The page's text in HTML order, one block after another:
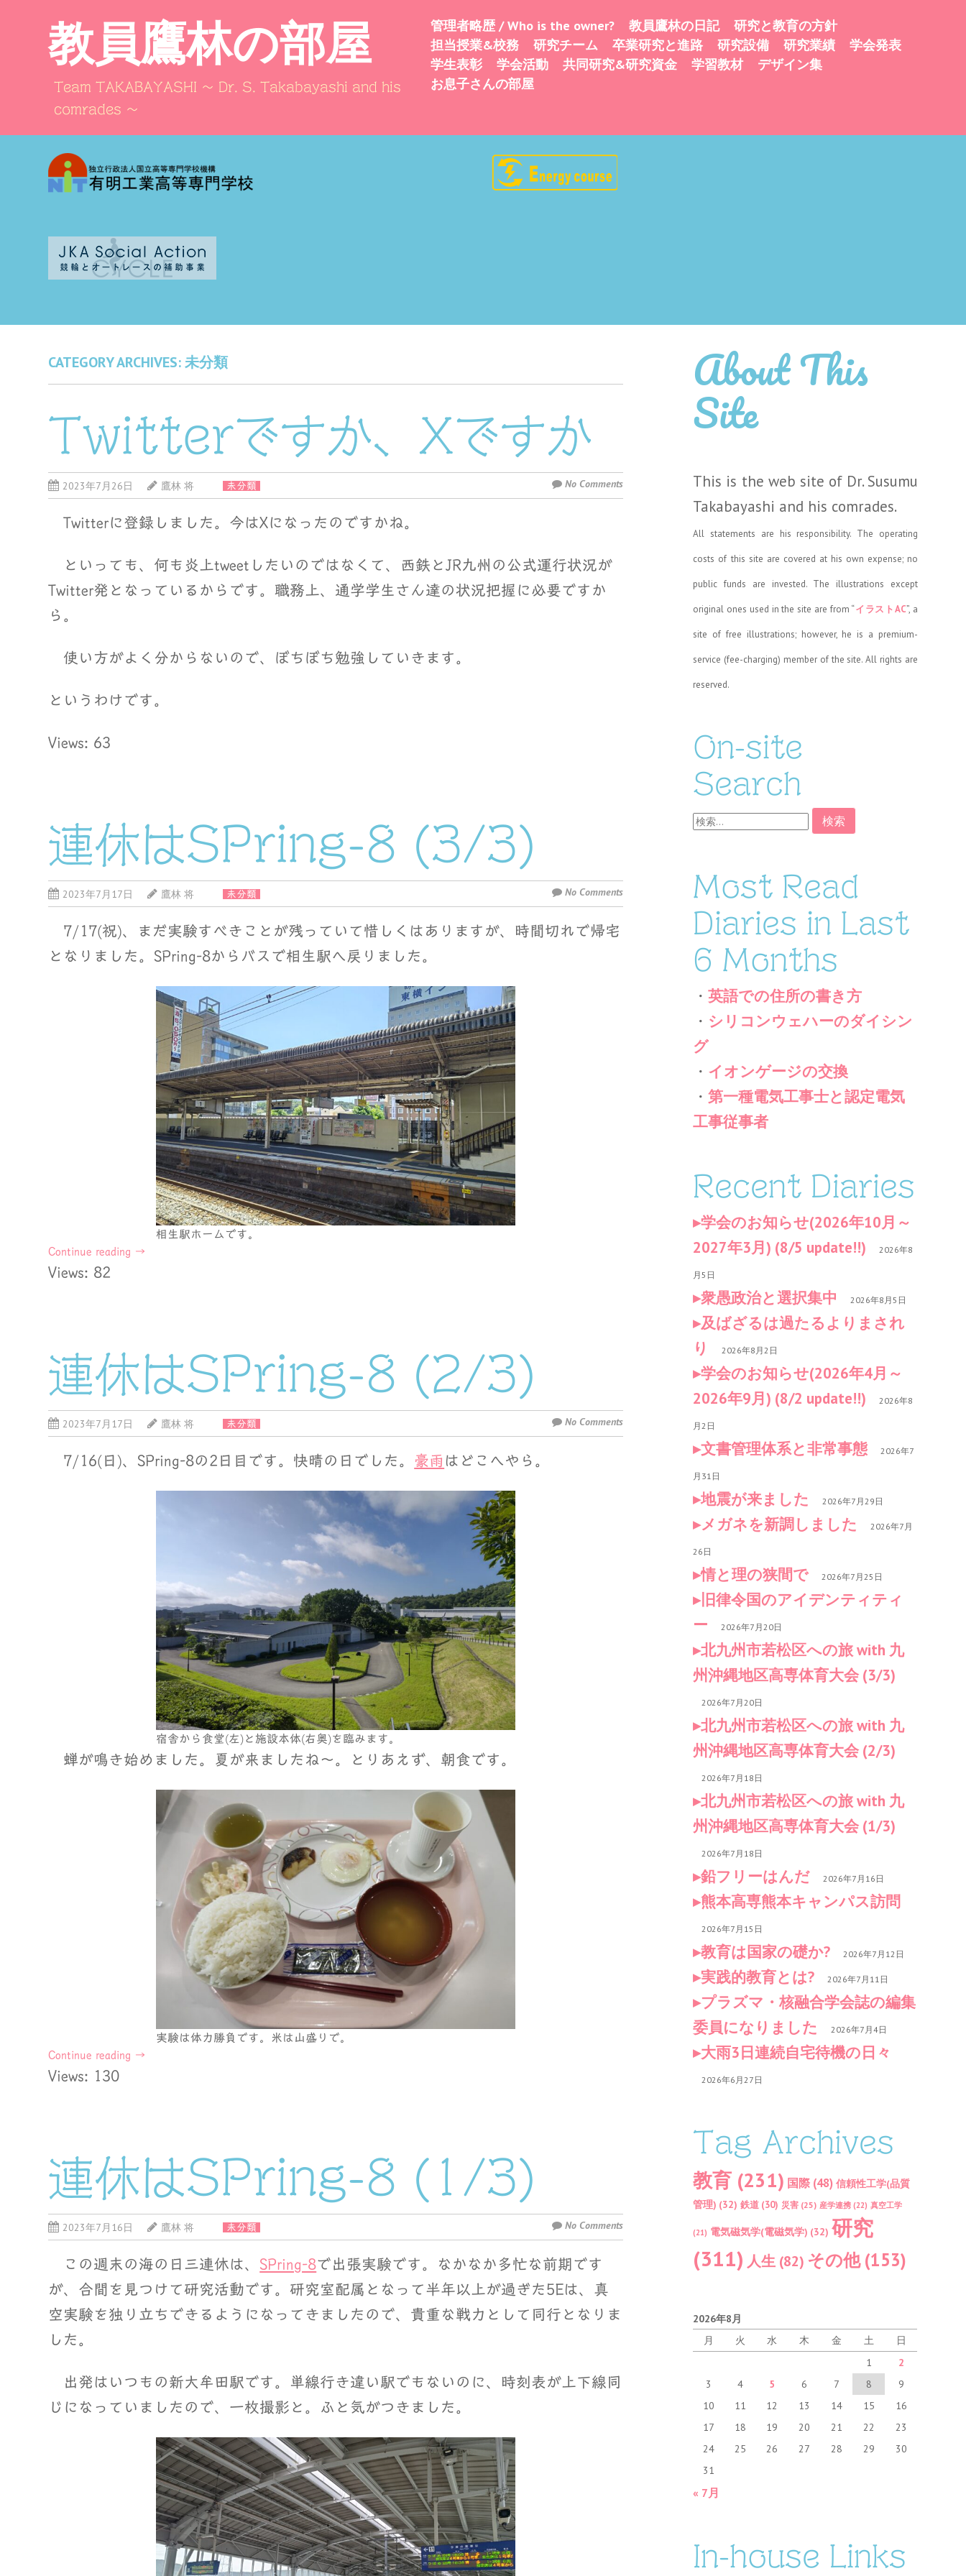
教員鷹林の部屋
Team TAKABAYASHI ～ Dr. S. Takabayashi and his
comrades ～
Menu
Skip
content
管理者略歴 / Who is the owner? 教員鷹林の日記
研究と教育の方針
担当授業&校務
研究チーム 卒業研究と進路 研究設備 研究業績
学会発表
学生表彰
学会活動 共同研究&研究資金 学習教材
デザイン集
お息子さんの部屋
CATEGORY ARCHIVES:未分類
Twitterですか、Xですか
2023年7月26日 鷹林 将 未分類 No Comments
Twitterに登録しました。今はXになったのですかね。
といっても、何も炎上tweetしたいのではなくて、西鉄とJR九州の公式運行状況が
Twitter発となっているからです。職務上、通学学生さん達の状況把握に必要ですか
ら。
使い方がよく分からないので、ぼちぼち勉強していきます。
というわけです。
Views: 63
連休はSPring-8 (3/3)
2023年7月17日 鷹林 将 未分類 No Comments
7/17(祝)、まだ実験すべきことが残っていて惜しくはありますが、時間切れで帰宅
となりました。SPring-8からバスで相生駅へ戻りました。
相生駅ホームです。
Continue reading →
Views: 82
連休はSPring-8 (2/3)
2023年7月17日 鷹林 将 未分類 No Comments
7/16(日)、SPring-8の2日目です。快晴の日でした。 豪雨 はどこへやら。
宿舎から食堂(左)と施設本体(右奥)を臨みます。
蝉が鳴き始めました。夏が来ましたね～。とりあえず、朝食です。
実験は体力勝負です。米は山盛りで。
Continue reading →
Views: 130
連休はSPring-8 (1/3)
2023年7月16日 鷹林 将 未分類 No Comments
この週末の海の日三連休は、 SPring-8で出張実験です。なかなか多忙な前期です
が、合間を見つけて研究活動です。研究室配属となって半年以上が過ぎた5Eは、真
空実験を独り立ちできるようになってきましたので、貴重な戦力として同行となりま
した。
出発はいつもの新大牟田駅です。単線行き違い駅でもないのに、時刻表が上下線同
じになっていましたので、一枚撮影と。ふと気がつきました。
About This
Site
This is the web site of Dr. Susumu
Takabayashi and his comrades.
All statements are his responsibility. The operating
costs of this site are covered at his own expense; no
public funds are invested. The illustrations except
original ones used in the site are from “イラストAC”, a
site of free illustrations; however, he is a premium-
service (fee-charging) member of the site. All rights are
reserved.
On-site
Search
検
索:
Most Read
Diaries in Last
6 Months
・英語での住所の書き方
・ シリコンウェハーのダイシン
グ
・ イオンゲージの交換
・第一種電気工事士と認定電気
工事従事者
Recent Diaries
学会のお知らせ(2026年10月～
2027年3月) (8/5 update!!)
2026年8
月5日
衆愚政治と選択集中 2026年8月5日
及ばざるは過たるよりまされ
り
2026年8月2日
学会のお知らせ(2026年4月～
2026年9月) (8/2 update!!)
2026年8
月2日
文書管理体系と非常事態 2026年7
月31日
地震が来ました 2026年7月29日
メガネを新調しました 2026年7月
26日
情と理の狭間で 2026年7月25日
旧律令国のアイデンティティ
ー
2026年7月20日
北九州市若松区への旅 with 九
州沖縄地区高専体育大会 (3/3)
2026年7月20日
北九州市若松区への旅 with 九
州沖縄地区高専体育大会 (2/3)
2026年7月18日
北九州市若松区への旅 with 九
州沖縄地区高専体育大会 (1/3)
2026年7月18日
鉛フリーはんだ 2026年7月16日
熊本高専熊本キャンパス訪問
2026年7月15日
教育は国家の礎か? 2026年7月12日
実践的教育とは? 2026年7月11日
プラズマ・核融合学会誌の編集
委員になりました
2026年7月4日
大雨3日連続自宅待機の日々
2026年6月27日
Tag Archives
教育 (231) 国際 (48) 信頼性工学(品質
管理) (32) 鉄道 (30) 災害 (25) 産学連携 (22) 真空工学
(21) 電気磁気学(電磁気学) (32) 研究
(311) 人生 (82) その他(153)
2026年8月
月
火 水 木 金 土
日
1
2
3
4 5 6 7 8
9
10
11 12 13 14 15
16
17
18 19 20 21 22
23
24
25 26 27 28 29
30
31
« 7月
In-house Links